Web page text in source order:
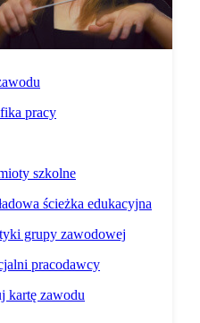
pracy
szkolne
ścieżka edukacyjna
grupy zawodowej
pracodawcy
kartę zawodu